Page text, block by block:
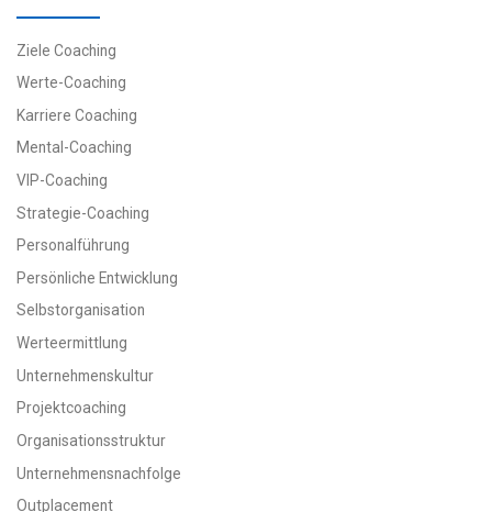
Ziele Coaching
Werte-Coaching
Karriere Coaching
Mental-Coaching
VIP-Coaching
Strategie-Coaching
Personalführung
Persönliche Entwicklung
Selbstorganisation
Werteermittlung
Unternehmenskultur
Projektcoaching
Organisationsstruktur
Unternehmensnachfolge
Outplacement